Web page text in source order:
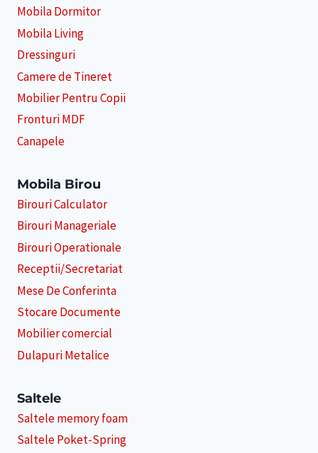
Mobila Dormitor
Mobila Living
Dressinguri
Camere de Tineret
Mobilier Pentru Copii
Fronturi MDF
Canapele
Mobila Birou
Birouri Calculator
Birouri Manageriale
Birouri Operationale
Receptii/Secretariat
Mese De Conferinta
Stocare Documente
Mobilier comercial
Dulapuri Metalice
Saltele
Saltele memory foam
Saltele Poket-Spring